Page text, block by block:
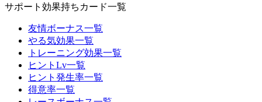
サポート効果持ちカード一覧
友情ボーナス一覧
やる気効果一覧
トレーニング効果一覧
ヒントLv一覧
ヒント発生率一覧
得意率一覧